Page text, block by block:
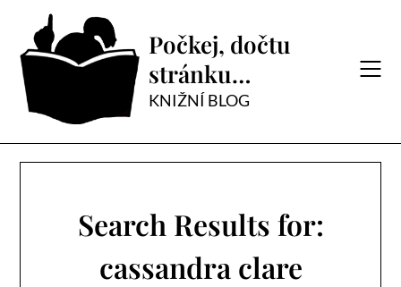
content
Počkej, dočtu
stránku…
KNIŽNÍ BLOG
Search Results for:
cassandra clare